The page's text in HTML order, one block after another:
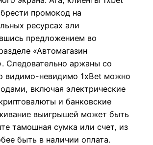
промокод на
ресурсах али
предложением во
«Автомагазин
Следовательно аржаны со
видимо-невидимо 1xBet можно
включая электрические
и банковские
выигрышей может быть
тамошная сумка или счет, из
быть в наличии оплата.